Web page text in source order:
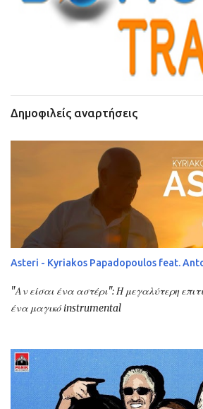
Δημοφιλείς αναρτήσεις
Asteri - Kyriakos Papadopoulos feat.
"Αν είσαι ένα αστέρι": Η μεγαλύτερη
ένα μαγικό instrumental